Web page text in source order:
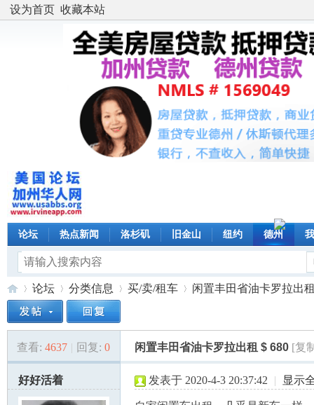
设为首页 收藏本站
论坛 热点新闻 洛杉矶 旧金山 纽约 德州
美»
论坛
›
分类信息 买/卖/租车
›
闲置丰田省油卡罗拉出
查看: 4637 | 回复: 0 闲置丰田省油卡罗拉出租 $ 680 [复
好好活着 发表于 2020-4-3 20:37:42 | 显示